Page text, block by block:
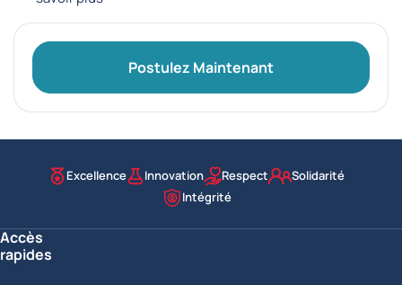
Postulez Maintenant
Excellence Innovation Respect
Solidarité
Intégrité
Accès
rapides